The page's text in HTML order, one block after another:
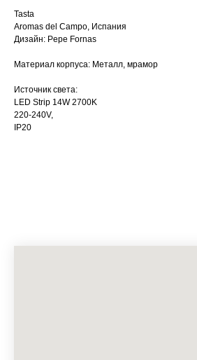
Tasta
Aromas del Campo, Испания
Дизайн: Pepe Fornas
Материал корпуса: Металл, мрамор
Источник света:
LED Strip 14W 2700K
220-240V,
IP20